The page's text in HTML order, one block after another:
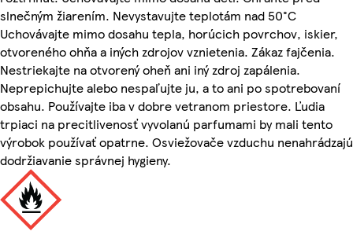
slnečným žiarením. Nevystavujte teplotám nad 50°C
Uchovávajte mimo dosahu tepla, horúcich povrchov, iskier,
otvoreného ohňa a iných zdrojov vznietenia. Zákaz fajčenia.
Nestriekajte na otvorený oheň ani iný zdroj zapálenia.
Neprepichujte alebo nespaľujte ju, a to ani po spotrebovaní
obsahu. Používajte iba v dobre vetranom priestore. Ľudia
trpiaci na precitlivenosť vyvolanú parfumami by mali tento
výrobok používať opatrne. Osviežovače vzduchu nenahrádzajú
dodržiavanie správnej hygieny.